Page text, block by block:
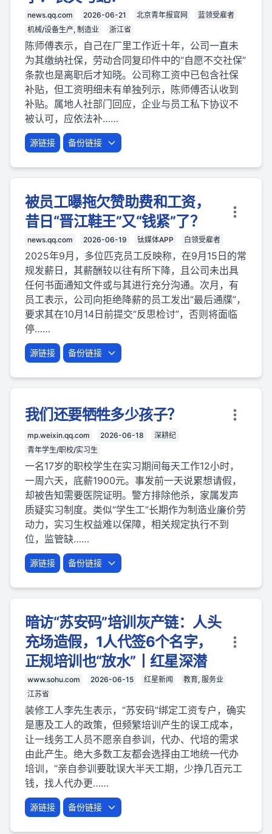
news.qq.com 2026-06-21 北京青年报官网
蓝领受雇者
机械/设备生产, 制造业
浙江省
陈师傅表示，自己在厂里工作近十年，公司一直未
为其缴纳社保，劳动合同复印件中的“自愿不交社保”
条款也是离职后才知晓。公司称工资中已包含社保
补贴，但工资明细未有单独列示，陈师傅否认收到
补贴。属地人社部门回应，企业与员工私下协议不
被认可，应依法补……
源链接 备份链接
被员工曝拖欠赞助费和工资，
昔日“晋江鞋王”又“钱紧”了？
news.qq.com 2026-06-19 钛媒体APP 白领受雇者
2025年9月，多位匹克员工反映称，在9月15日的常
规发薪日，其薪酬较以往有所下降，且公司未出具
任何书面通知文件或与其进行充分沟通。次月，有
员工表示，公司向拒绝降薪的员工发出“最后通牒”，
要求其在10月14日前提交“反思检讨”，否则将面临
停……
源链接 备份链接
我们还要牺牲多少孩子？
mp.weixin.qq.com 2026-06-18
深耕纪
青年学生/职校/实习生
一名17岁的职校学生在实习期间每天工作12小时，
一周六天，底薪1900元。事发前一天说累想请假，
却被告知需要医院证明。警方排除他杀，家属发声
质疑实习制度。类似“学生工”长期作为制造业廉价劳
动力，实习生权益难以保障，相关规定执行不到
位，监管缺……
源链接 备份链接
暗访“苏安码”培训灰产链：人头
充场造假，1人代签6个名字，
正规培训也“放水”丨红星深潜
www.sohu.com 2026-06-15 红星新闻
教育, 服务业
江苏省
装修工人李先生表示，“苏安码”绑定工资专户，确实
是惠及工人的政策，但频繁培训产生的误工成本，
让一线务工人员不愿亲自参训，代办、代培的需求
由此产生。绝大多数工友都会选择由工地统一代办
培训，“亲自参训要耽误大半天工期，少挣几百元工
钱，找人代办更……
源链接 备份链接